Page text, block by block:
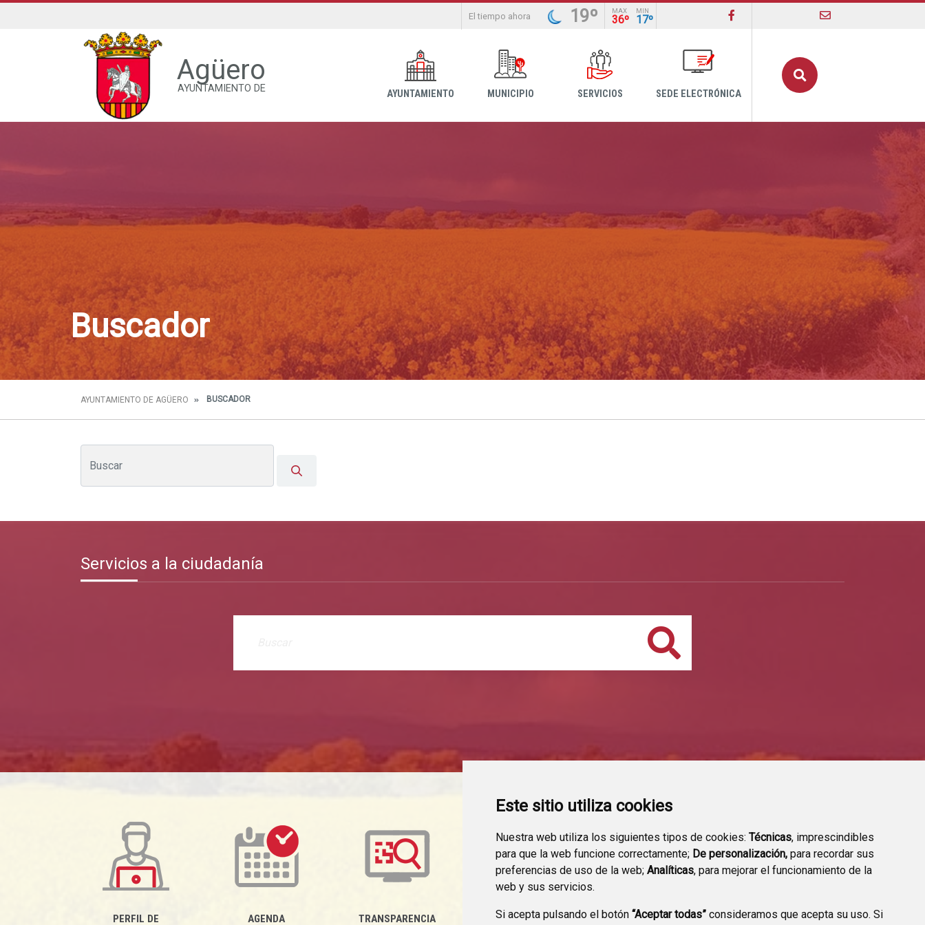
Este sitio utiliza cookies
Nuestra web utiliza los siguientes tipos de cookies: Técnicas, imprescindibles
para que la web funcione correctamente; De personalización, para recordar sus
preferencias de uso de la web; Analíticas, para mejorar el funcionamiento de la
web y sus servicios.
Si acepta pulsando el botón “Aceptar todas” consideramos que acepta su uso. Si
El tiempo ahora 19º MAX
36º
MIN
17º
Agüero
AYUNTAMIENTO DE AYUNTAMIENTO MUNICIPIO SERVICIOS SEDE ELECTRÓNICA
Buscador
AYUNTAMIENTO DE AGÜERO BUSCADOR
Servicios a la ciudadanía
Buscar
PERFIL DE AGENDA TRANSPARENCIA BUZÓN DEL DIRECTORIO DE VALIDACIÓN DE